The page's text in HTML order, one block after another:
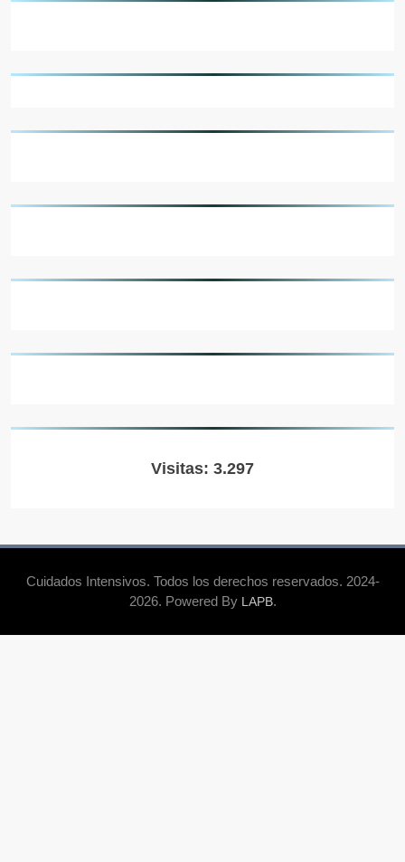
Visitas: 3.297
Cuidados Intensivos. Todos los derechos reservados. 2024-
2026. Powered By
.